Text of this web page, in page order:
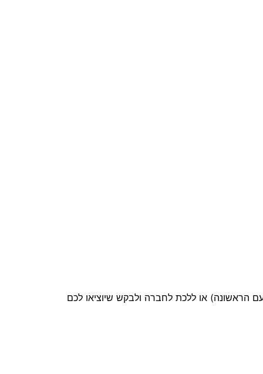
הראשונה) או ללכת לחברה ולבקש שיוציאו לכם